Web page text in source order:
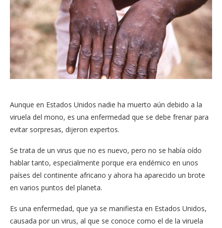
Aunque en Estados Unidos nadie ha muerto aún debido a la
viruela del mono, es una enfermedad que se debe frenar para
evitar sorpresas, dijeron expertos.
Se trata de un virus que no es nuevo, pero no se había oído
hablar tanto, especialmente porque era endémico en unos
países del continente africano y ahora ha aparecido un brote
en varios puntos del planeta.
Es una enfermedad, que ya se manifiesta en Estados Unidos,
causada por un virus, al que se conoce como el de la viruela